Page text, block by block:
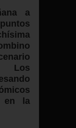
a
Los
en la